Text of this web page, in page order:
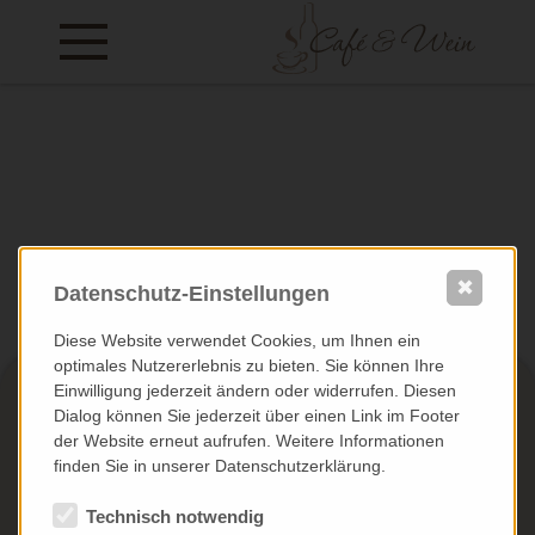
Datenschutz-Einstellungen
Diese Website verwendet Cookies, um Ihnen ein
optimales Nutzererlebnis zu bieten. Sie können Ihre
Einwilligung jederzeit ändern oder widerrufen. Diesen
Dialog können Sie jederzeit über einen Link im Footer
der Website erneut aufrufen. Weitere Informationen
finden Sie in unserer Datenschutzerklärung.
Technisch notwendig
✖